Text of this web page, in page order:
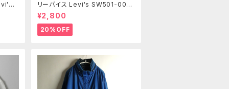
5
リーバイス Levi's SW501-004
3 13OZデニム ユーズドルック ボ
タンフライ クラッシュ加工ハーフパ
ンツ ショーツ L レディース m072
3-7
¥2,800
20%OFF